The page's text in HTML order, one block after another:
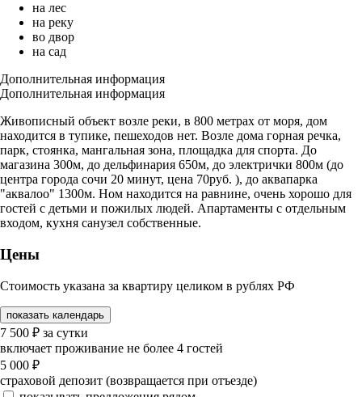
на лес
на реку
во двор
на сад
Дополнительная информация
Дополнительная информация
Живописный объект возле реки, в 800 метрах от моря, дом
находится в тупике, пешеходов нет. Возле дома горная речка,
парк, стоянка, мангальная зона, площадка для спорта. До
магазина 300м, до дельфинария 650м, до электрички 800м (до
центра города сочи 20 минут, цена 70руб. ), до аквапарка
"аквалоо" 1300м. Ном находится на равнине, очень хорошо для
гостей с детьми и пожилых людей. Апартаменты с отдельным
входом, кухня санузел собственные.
Цены
Стоимость указана за квартиру целиком в рублях РФ
показать календарь
7 500 ₽ за сутки
включает проживание не более 4 гостей
5 000 ₽
страховой депозит (возвращается при отъезде)